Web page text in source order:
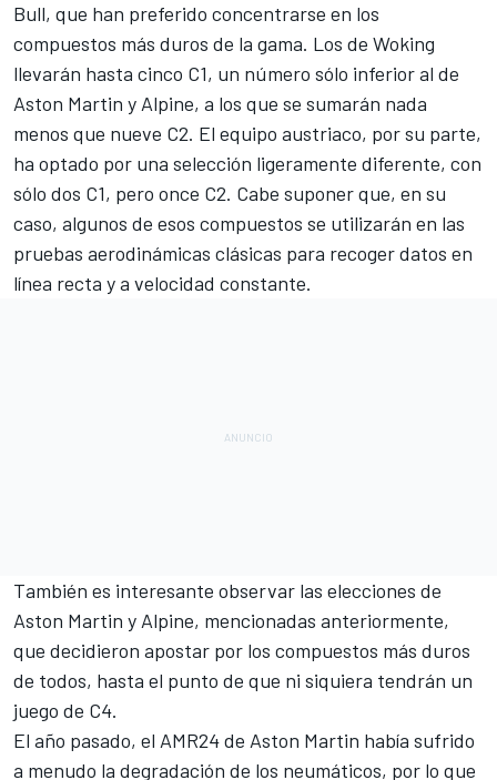
Bull, que han preferido concentrarse en los
compuestos más duros de la gama. Los de Woking
llevarán hasta cinco C1, un número sólo inferior al de
Aston Martin yAlpine, a los que se sumarán nada
menos que nueve C2. El equipo austriaco, por su parte,
ha optado por una selección ligeramente diferente, con
sólo dos C1, pero once C2. Cabe suponer que, en su
caso, algunos de esos compuestos se utilizarán en las
pruebas aerodinámicas clásicas para recoger datos en
línea recta y a velocidad constante.
También es interesante observar las elecciones de
Aston Martin y Alpine, mencionadas anteriormente,
que decidieron apostar por los compuestos más duros
de todos, hasta el punto de que ni siquiera tendrán un
juego de C4.
El año pasado, el AMR24 de Aston Martin había sufrido
a menudo la degradación de los neumáticos, por lo que